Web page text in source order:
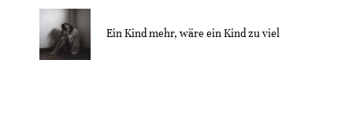
Ein Kind mehr, wäre ein Kind zu viel